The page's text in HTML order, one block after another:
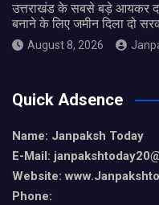
उत्तराखंड के सबसे बड़े आयकर
बनाने के लिए जमीन दिला दो
August 8, 2026
Quick Adsence
Name: Janpaksh Today
E-Mail:
Website:
Phone: